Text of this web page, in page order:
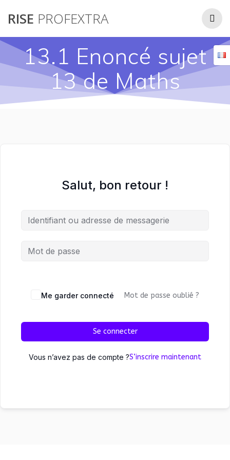
RISE PROFEXTRA
13.1 Enoncé sujet
13 de Maths
Salut, bon retour !
Me garder connecté Mot de passe oublié ?
Se connecter
Vous n’avez pas de compte ?S’inscrire maintenant